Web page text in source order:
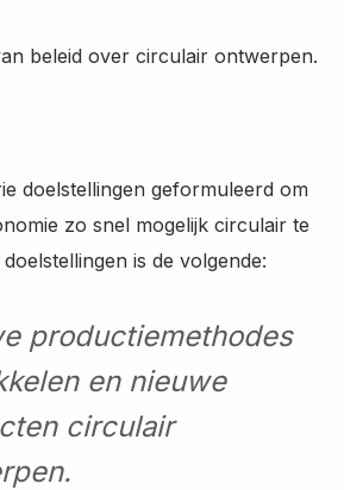
beleid over circulair ontwerpen.
doelstellingen geformuleerd om
zo snel mogelijk circulair te
is de volgende:
productiemethodes
en nieuwe
circulair